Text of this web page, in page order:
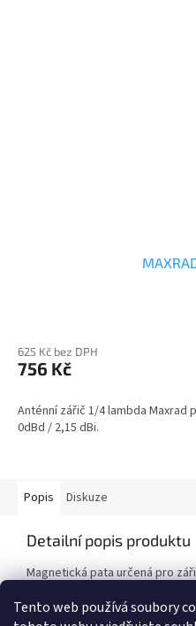
Tento web používá soubory
625 Kč bez DPH
756 Kč
Anténní zářič 1/4 lambda Maxrad
0dBd / 2,15 dBi.
Popis Diskuze
Detailní popis produktu
Magnetická pata určená pro